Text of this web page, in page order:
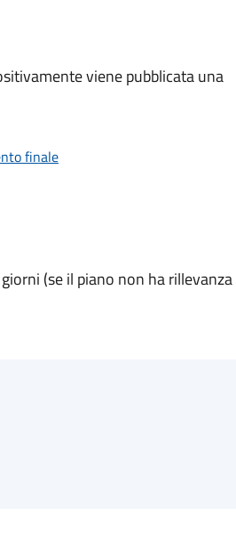
viene pubblicata una
finale
(se il piano non ha rillevanza